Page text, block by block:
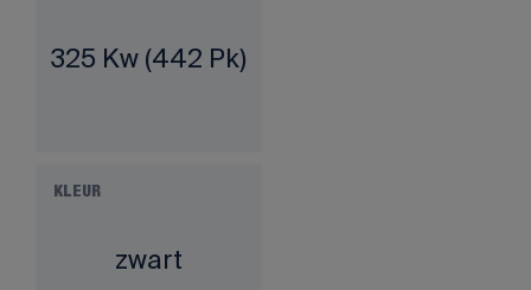
325 Kw (442 Pk)
KLEUR
zwart